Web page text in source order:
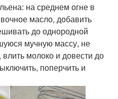
на среднем огне в
масло, добавить
до однородной
мучную массу, не
молоко и довести до
поперчить и